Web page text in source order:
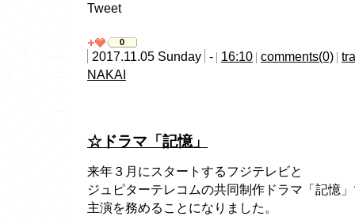
Tweet
0
2017.11.05 Sunday - 16:10 comments(0)
NAKAI
☆ドラマ「記憶」
来年３月にスタートするフジテレビと
ジュピターテレコムの共同制作ドラマ「記憶
主演を務めることになりました。